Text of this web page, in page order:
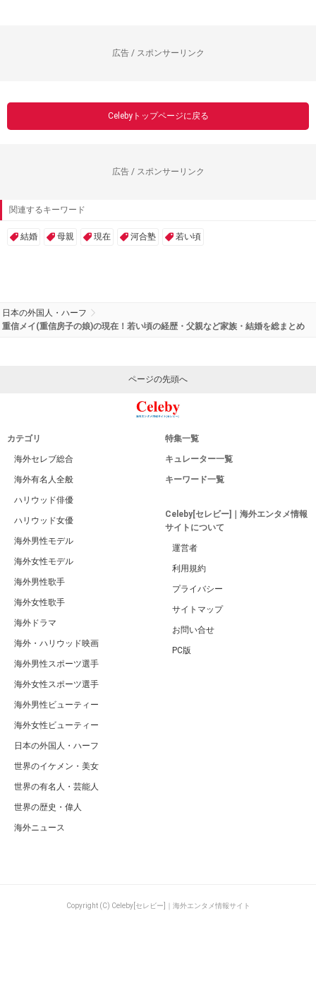
広告 / スポンサーリンク
Celebyトップページに戻る
広告 / スポンサーリンク
関連するキーワード
結婚 母親 現在 河合塾 若い頃
日本の外国人・ハーフ
重信メイ(重信房子の娘)の現在！若い頃の経歴・父親など家族・結婚を総まとめ
ページの先頭へ
カテゴリ
海外セレブ総合
海外有名人全般
ハリウッド俳優
ハリウッド女優
海外男性モデル
海外女性モデル
海外男性歌手
海外女性歌手
海外ドラマ
海外・ハリウッド映画
海外男性スポーツ選手
海外女性スポーツ選手
海外男性ビューティー
海外女性ビューティー
日本の外国人・ハーフ
世界のイケメン・美女
世界の有名人・芸能人
世界の歴史・偉人
海外ニュース
特集一覧
キュレーター一覧
キーワード一覧
Celeby[セレビー]｜海外エンタメ情報
サイトについて
運営者
利用規約
プライバシー
サイトマップ
お問い合せ
PC版
Copyright (C) Celeby[セレビー]｜海外エンタメ情報サイト